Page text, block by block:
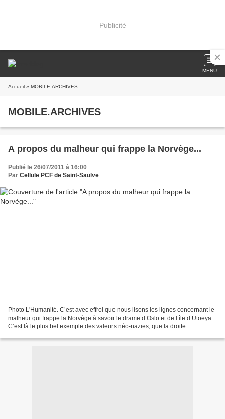
Publicité
MENU
Accueil » MOBILE.ARCHIVES
MOBILE.ARCHIVES
A propos du malheur qui frappe la Norvège...
Publié le 26/07/2011 à 16:00
Par Cellule PCF de Saint-Saulve
Photo L'Humanité. C’est avec effroi que nous lisons les lignes concernant le
malheur qui frappe la Norvège à savoir le drame d’Oslo et de l’île d’Utoeya.
C’est là le plus bel exemple des valeurs néo-nazies, que la droite